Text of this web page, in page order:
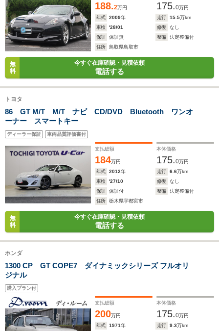
WLTCモード
燃費
排気量
駆動方式
ホイールベース
-m
1497～1838cc
FF
ホイールベース
-m
-
1487～1598cc 1973～
188.2万円 175.0万円
年式
2009年 走行 15.5万km
車検
'28/01 修復
なし
保証
保証無 整備
法定整備付
住所
鳥取県鳥取市
無
料
今すぐ在庫確認・見積依頼
電話する
トヨタ
86 GT M/T M/T ナビ CD/DVD Bluetooth ワンオ
ーナー スマートキー
ディーラー保証 車両品質評価書付
支払総額
184万円
本体価格
175.0万円
年式
2012年 走行 6.6万km
車検
'27/10 修復
なし
保証
保証付 整備
法定整備付
住所
栃木県宇都宮市
無
料
今すぐ在庫確認・見積依頼
電話する
ホンダ
1300 CP GT COPE7 ダイナミックシリーズ フルオリ
ジナル
購入プラン付
支払総額
200万円
本体価格
175.0万円
年式
1971年 走行 9.3万km